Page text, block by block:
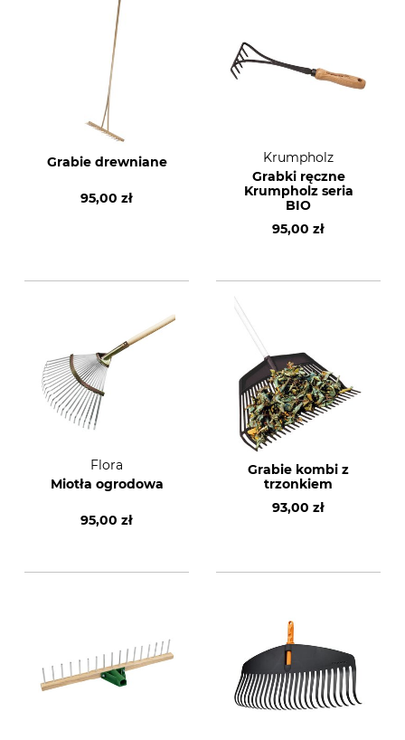
Grabie drewniane
95,00 zł
Krumpholz
Grabki ręczne
Krumpholz seria
BIO
95,00 zł
Flora
Miotła ogrodowa
95,00 zł
Grabie kombi z
trzonkiem
93,00 zł